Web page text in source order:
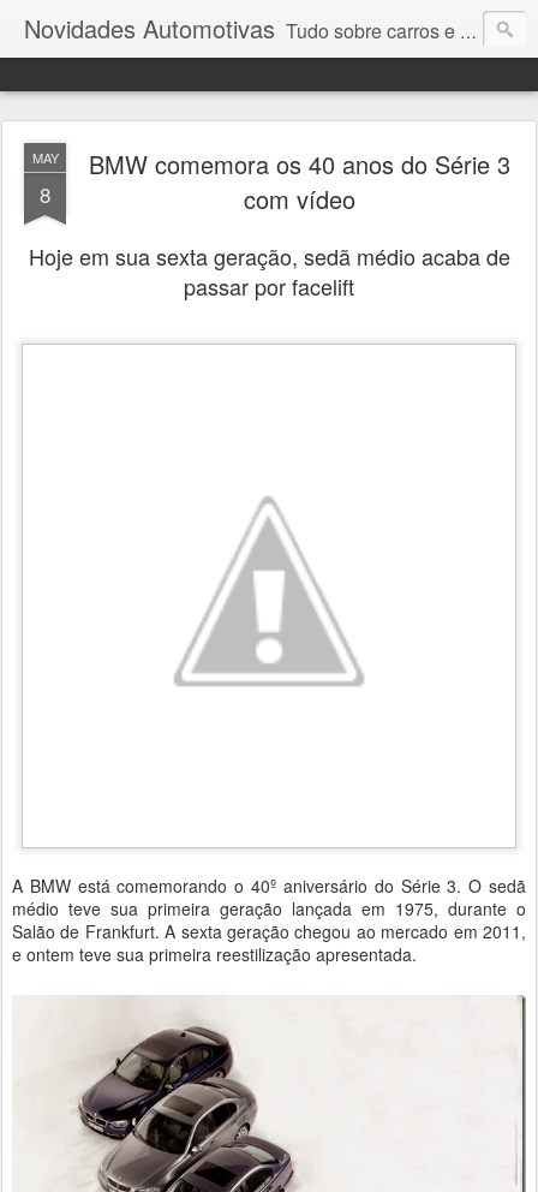
Novidades Automotivas Tudo sobre carros e motores
MAY
8
BMW comemora os 40 anos do Série 3
com vídeo
Hoje em sua sexta geração, sedã médio acaba de
passar por facelift
A BMW está comemorando o 40º aniversário do Série 3. O sedã
médio teve sua primeira geração lançada em 1975, durante o
Salão de Frankfurt. A sexta geração chegou ao mercado em 2011,
e ontem teve sua primeira reestilização apresentada.